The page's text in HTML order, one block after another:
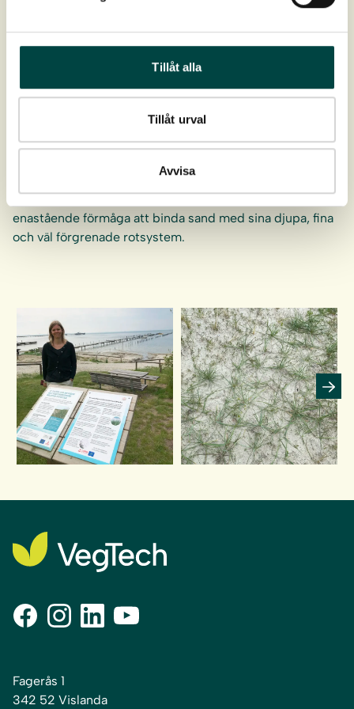
Tillåt alla
Tillåt urval
Avvisa
Projektet fick stöd av EU-programmet Life.
Vad är Stranderosion?
Det innebär i korthet att hav och vind gröper ur och för
bort sandstrand och därmed hotar konstruktioner, vägar
och hus som ligger kustnära.
Vilka växter används för att binda sand?
Två tuffa växter ärstrandrågochsandrörsom har en
enastående förmåga att binda sand med sina djupa, fina
och väl förgrenade rotsystem.
Fagerås 1
342 52 Vislanda